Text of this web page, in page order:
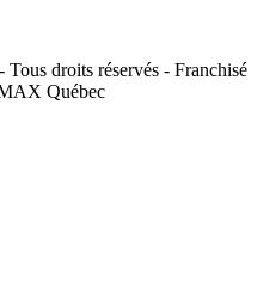
droits réservés - Franchisé
Québec